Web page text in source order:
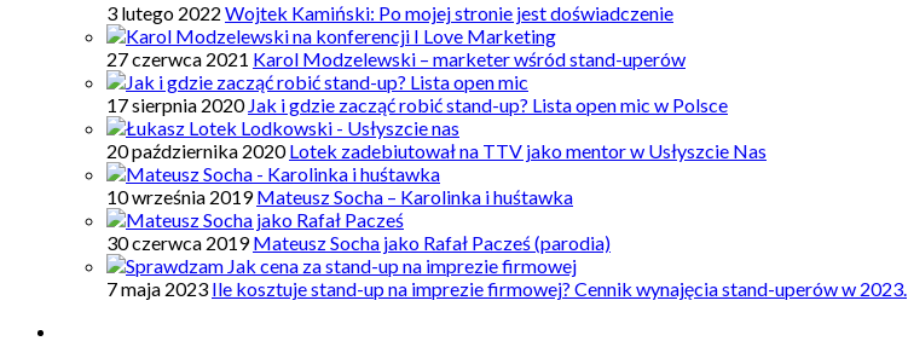
3 lutego 2022 Wojtek Kamiński: Po mojej stronie jest doświadczenie
27 czerwca 2021 Karol Modzelewski – marketer wśród stand-uperów
17 sierpnia 2020 Jak i gdzie zacząć robić stand-up? Lista open mic w Polsce
20 października 2020 Lotek zadebiutował na TTV jako mentor w Usłyszcie Nas
10 września 2019 Mateusz Socha – Karolinka i huśtawka
30 czerwca 2019 Mateusz Socha jako Rafał Pacześ (parodia)
7 maja 2023 Ile kosztuje stand-up na imprezie firmowej? Cennik wynajęcia stand-uperów w 2023.